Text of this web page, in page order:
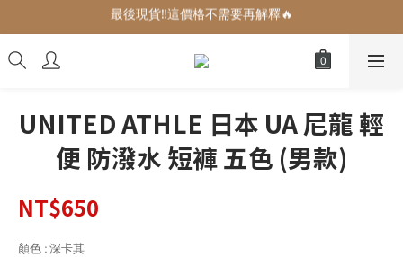
增加生活儀式感的小可愛們🎀
最後現貨‼️這價格不需要再解釋🔥
UNITED ATHLE 日本 UA 尼龍 輕
便 防潑水 短褲 五色 (男款)
NT$650
顏色 : 深卡其